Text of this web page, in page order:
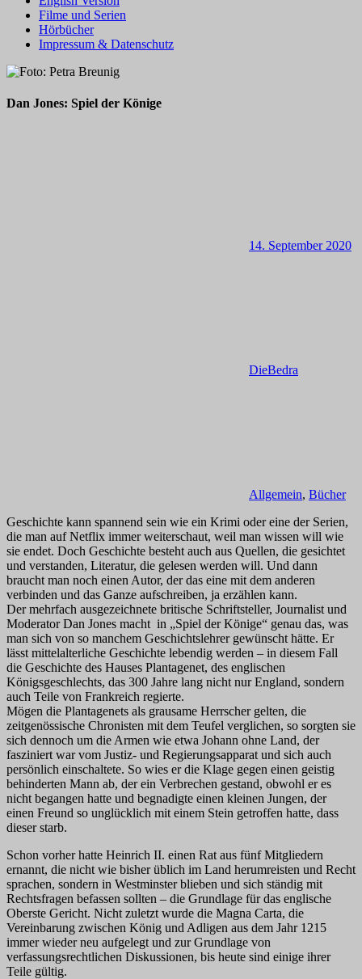
Filme und Serien
Hörbücher
Impressum & Datenschutz
Dan Jones: Spiel der Könige
14. September 2020
DieBedra
Allgemein, Bücher
Geschichte kann spannend sein wie ein Krimi oder eine der Serien,
die man auf Netflix immer weiterschaut, weil man wissen will wie
sie endet. Doch Geschichte besteht auch aus Quellen, die gesichtet
und verstanden, Literatur, die gelesen werden will. Und dann
braucht man noch einen Autor, der das eine mit dem anderen
verbinden und das Ganze aufschreiben, ja erzählen kann.
Der mehrfach ausgezeichnete britische Schriftsteller, Journalist und
Moderator Dan Jones macht in „Spiel der Könige“ genau das, was
man sich von so manchem Geschichtslehrer gewünscht hätte. Er
lässt mittelalterliche Geschichte lebendig werden – in diesem Fall
die Geschichte des Hauses Plantagenet, des englischen
Königsgeschlechts, das 300 Jahre lang nicht nur England, sondern
auch Teile von Frankreich regierte.
Mögen die Plantagenets als grausame Herrscher gelten, die
zeitgenössische Chronisten mit dem Teufel verglichen, so sorgten sie
sich dennoch um die Armen wie etwa Johann ohne Land, der
fasziniert war vom Justiz- und Regierungsapparat und sich auch
persönlich einschaltete. So wies er die Klage gegen einen geistig
behinderten Mann ab, der ein Verbrechen gestand, obwohl er es
nicht begangen hatte und begnadigte einen kleinen Jungen, der
einen Freund so unglücklich mit einem Stein getroffen hatte, dass
dieser starb.
Schon vorher hatte Heinrich II. einen Rat aus fünf Mitgliedern
ernannt, die nicht wie bisher üblich im Land herumreisten und Recht
sprachen, sondern in Westminster blieben und sich ständig mit
Rechtsfragen befassen sollten – die Grundlage für das englische
Oberste Gericht. Nicht zuletzt wurde die Magna Carta, die
Vereinbarung zwischen König und Adligen aus dem Jahr 1215
immer wieder neu aufgelegt und zur Grundlage von
verfassungsrechtlichen Diskussionen, bis heute sind einige ihrer
Teile gültig.